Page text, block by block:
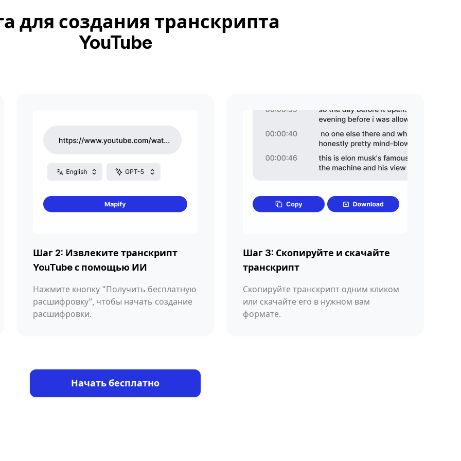
для создания транскрипта
YouTube
Шаг 2: Извлеките транскрипт
YouTube с помощью ИИ
Нажмите кнопку "Получить бесплатную
расшифровку", чтобы начать создание
расшифровки.
Шаг 3: Скопируйте и скачайте
транскрипт
Скопируйте транскрипт одним кликом
или скачайте его в нужном вам
формате.
Начать бесплатно